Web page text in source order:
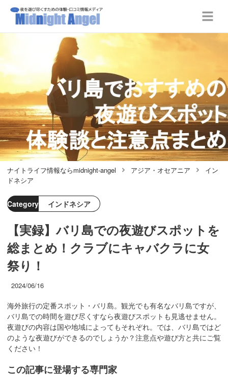
ナイトライフ情報ならmidnight-angel アジア・オセアニア
イン
ドネシア
Category インドネシア
【実録】バリ島での夜遊びスポットを
総まとめ！クラブにキャバクラに女
祭り！
2024/06/16
海外旅行の定番スポット・バリ島。観光でも有名なバリ島ですが、
バリ島での時間を遊び尽くすなら夜遊びスポットも見逃せません。
夜遊びの内容は国や地域によってもそれぞれ。では、バリ島ではど
のような夜遊びができるのでしょうか？注意点や遊び方と共にご覧
ください！
この記事に登場する専門家